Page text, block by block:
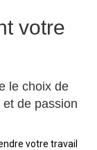
votre
le choix de
et de passion
votre travail